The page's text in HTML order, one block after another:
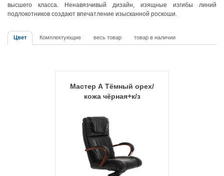
высшего класса. Ненавязчивый дизайн, изящные изгибы линий
подлокотников создают впечатление изысканной роскоши.
Цвет Комплектующие весь товар товар в наличии
Мастер А Тёмный орех/
кожа чёрная+к/з